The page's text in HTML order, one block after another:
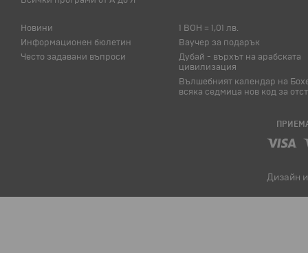
Новини
Информационен бюлетин
Често задавани въпроси
1 BOH = 1,01 лв.
Ваучер за подарък
Дубай - върхът на арабската
цивилизация
Вълшебният календар на
всяка седмица нов код за
Дизайн